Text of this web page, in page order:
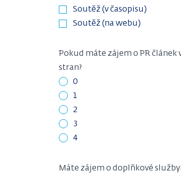
Soutěž (v časopisu)
Soutěž (na webu)
Pokud máte zájem o PR
stran?
0
1
2
3
4
Máte zájem o doplňkové